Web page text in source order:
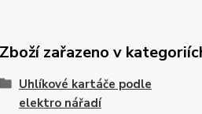
Zboží zařazeno v
Uhlíkové kartáče podle
elektro nářadí